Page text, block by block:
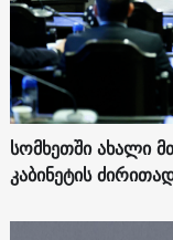
სომხეთში ახალი
კაბინეტის